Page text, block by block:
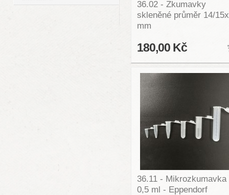
36.02 - Zkumavky
skleněné průměr 14/
mm
180,00 Kč
36.11 - Mikrozkumavka
0,5 ml - Eppendorf